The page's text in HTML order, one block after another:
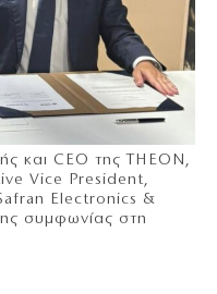
και CEO της THEON,
Vice President,
Electronics &
συμφωνίας στη